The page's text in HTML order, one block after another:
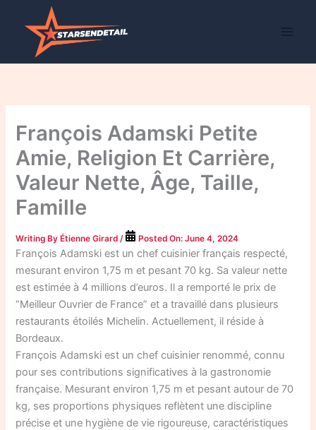
François Adamski Petite
Amie, Religion Et Carrière,
Valeur Nette, Âge, Taille,
Famille
Writing ByÉtienne Girard / Posted On:June 4, 2024
François Adamski est un chef cuisinier français respecté,
mesurant environ 1,75 m et pesant 70 kg. Sa valeur nette
est estimée à 4 millions d’euros. Il a remporté le prix de
“Meilleur Ouvrier de France” et a travaillé dans plusieurs
restaurants étoilés Michelin. Actuellement, il réside à
Bordeaux.
François Adamski est un chef cuisinier renommé, connu
pour ses contributions significatives à la gastronomie
française. Mesurant environ 1,75 m et pesant autour de 70
kg, ses proportions physiques reflètent une discipline
précise et une hygiène de vie rigoureuse, caractéristiques